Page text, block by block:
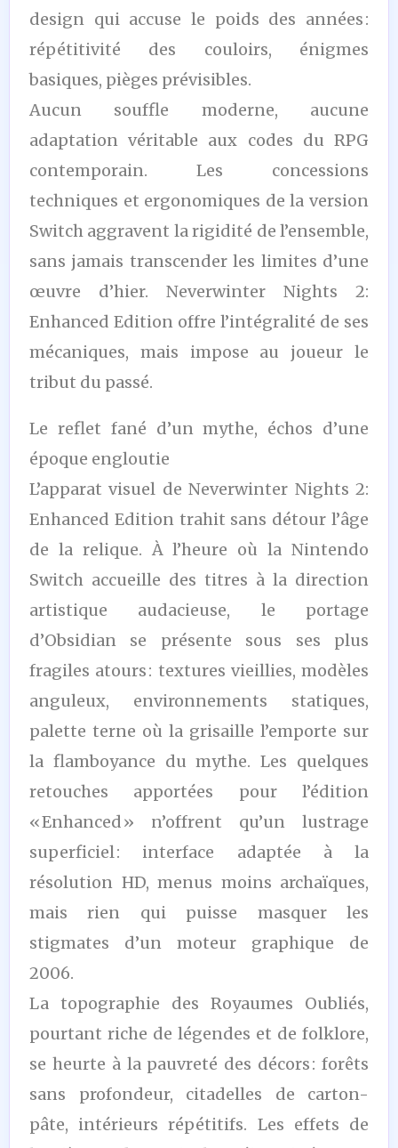
design qui accuse le poids des années :
répétitivité des couloirs, énigmes
basiques, pièges prévisibles.
Aucun souffle moderne, aucune
adaptation véritable aux codes du RPG
contemporain. Les concessions
techniques et ergonomiques de la version
Switch aggravent la rigidité de l’ensemble,
sans jamais transcender les limites d’une
œuvre d’hier. Neverwinter Nights 2:
Enhanced Edition offre l’intégralité de ses
mécaniques, mais impose au joueur le
tribut du passé.
Le reflet fané d’un mythe, échos d’une
époque engloutie
L’apparat visuel de Neverwinter Nights 2:
Enhanced Edition trahit sans détour l’âge
de la relique. À l’heure où la Nintendo
Switch accueille des titres à la direction
artistique audacieuse, le portage
d’Obsidian se présente sous ses plus
fragiles atours : textures vieillies, modèles
anguleux, environnements statiques,
palette terne où la grisaille l’emporte sur
la flamboyance du mythe. Les quelques
retouches apportées pour l’édition
« Enhanced » n’offrent qu’un lustrage
superficiel : interface adaptée à la
résolution HD, menus moins archaïques,
mais rien qui puisse masquer les
stigmates d’un moteur graphique de
2006.
La topographie des Royaumes Oubliés,
pourtant riche de légendes et de folklore,
se heurte à la pauvreté des décors : forêts
sans profondeur, citadelles de carton-
pâte, intérieurs répétitifs. Les effets de